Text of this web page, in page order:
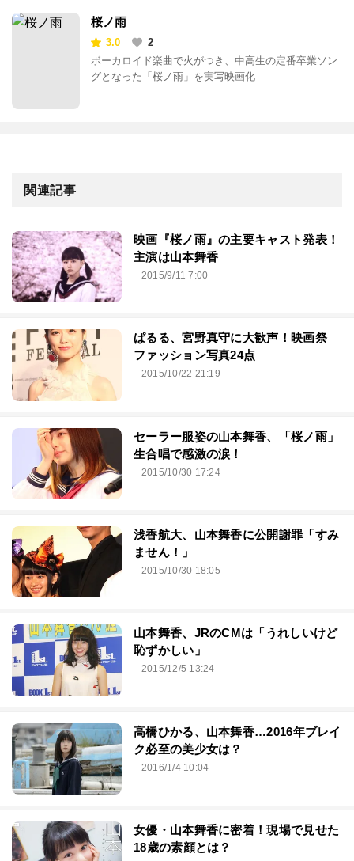
桜ノ雨
3.0
2
ボーカロイド楽曲で火がつき、中高生の定番卒業ソン
グとなった「桜ノ雨」を実写映画化
関連記事
映画『桜ノ雨』の主要キャスト発表！
主演は山本舞香
2015/9/11 7:00
ぱるる、宮野真守に大歓声！映画祭
ファッション写真24点
2015/10/22 21:19
セーラー服姿の山本舞香、「桜ノ雨」
生合唱で感激の涙！
2015/10/30 17:24
浅香航大、山本舞香に公開謝罪「すみ
ません！」
2015/10/30 18:05
山本舞香、JRのCMは「うれしいけど
恥ずかしい」
2015/12/5 13:24
高橋ひかる、山本舞香…2016年ブレイ
ク必至の美少女は？
2016/1/4 10:04
女優・山本舞香に密着！現場で見せた
18歳の素顔とは？